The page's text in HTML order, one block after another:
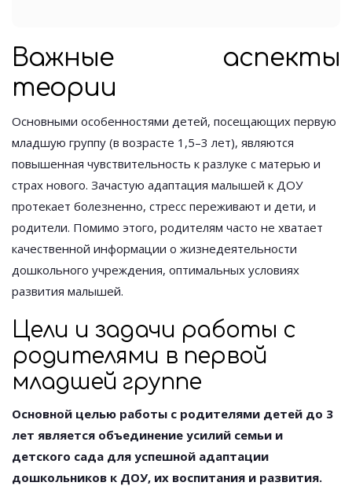
Важные аспекты
теории
Основными особенностями детей, посещающих первую
младшую группу (в возрасте 1,5–3 лет), являются
повышенная чувствительность к разлуке с матерью и
страх нового. Зачастую адаптация малышей к ДОУ
протекает болезненно, стресс переживают и дети, и
родители. Помимо этого, родителям часто не хватает
качественной информации о жизнедеятельности
дошкольного учреждения, оптимальных условиях
развития малышей.
Цели и задачи работы с
родителями в первой
младшей группе
Основной целью работы с родителями детей до 3
лет является объединение усилий семьи и
детского сада для успешной адаптации
дошкольников к ДОУ, их воспитания и развития.